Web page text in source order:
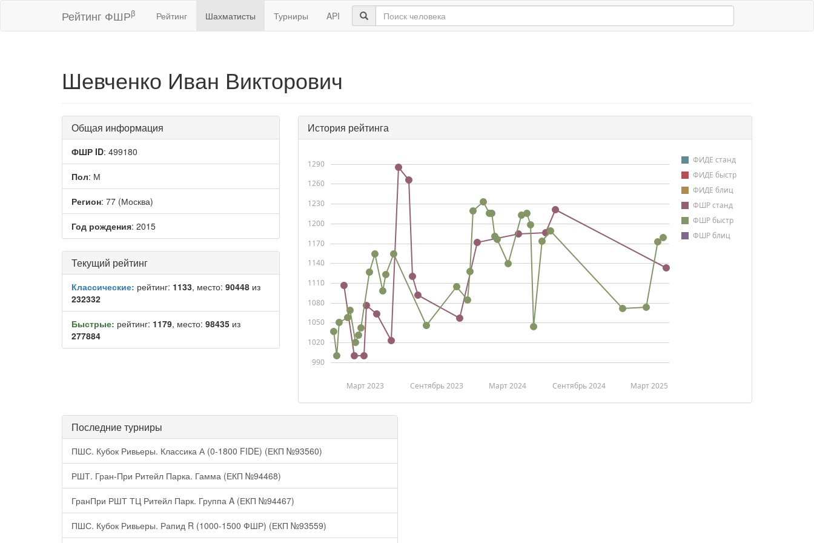
Рейтинг ФШРβ Рейтинг Шахматисты Турниры API
Шевченко Иван Викторович
Общая информация
ФШР ID: 499180
Пол: М
Регион: 77 (Москва)
Год рождения: 2015
Текущий рейтинг
Классические: рейтинг: 1133, место: 90448 из
232332
Быстрые: рейтинг: 1179, место: 98435 из
277884
История рейтинга
ФИДЕ станд
ФИДЕ быстр
ФИДЕ блиц
ФШР станд
ФШР быстр
ФШР блиц
Март 2023 Сентябрь 2023 Март 2024 Сентябрь 2024 Март 2025
990
1020
1050
1080
1110
1140
1170
1200
1230
1260
1290
Последние турниры
ПШС. Кубок Ривьеры. Классика А (0-1800 FIDE) (ЕКП №93560)
РШТ. Гран-При Ритейл Парка. Гамма (ЕКП №94468)
ГранПри РШТ ТЦ Ритейл Парк. Группа A (ЕКП №94467)
ПШС. Кубок Ривьеры. Рапид R (1000-1500 ФШР) (ЕКП №93559)